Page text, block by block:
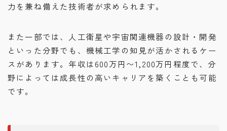
力を兼ね備えた技術者が求められます。
また一部では、人工衛星や宇宙関連機器の設計・開発
といった分野でも、機械工学の知見が活かされるケー
スがあります。年収は600万円〜1,200万円程度で、分
野によっては成長性の高いキャリアを築くことも可能
です。